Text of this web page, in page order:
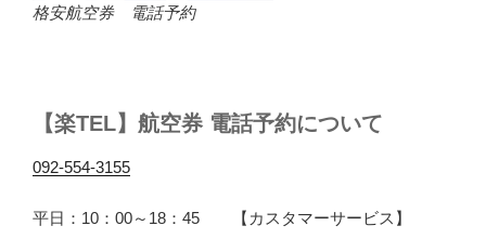
格安航空券 電話予約
【楽TEL】航空券 電話予約について
092-554-3155
平日：10：00～18：45 【カスタマーサービス】